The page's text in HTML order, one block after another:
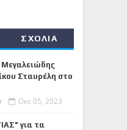
ΣΧΟΛΙΑ
Μεγαλειώδης
Σταυρέλη στο
Οκτ 05, 2023
για τα